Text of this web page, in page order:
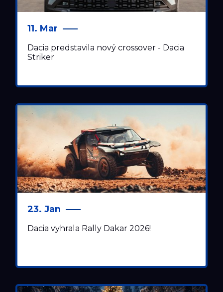
11. Mar
Dacia predstavila nový crossover - Dacia
Striker
23. Jan
Dacia vyhrala Rally Dakar 2026!